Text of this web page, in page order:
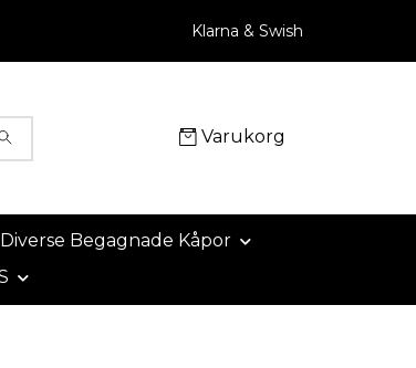
Klarna & Swish
Varukorg
Diverse Begagnade Kåpor